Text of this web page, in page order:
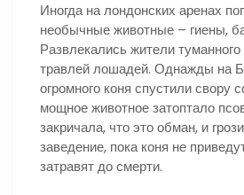
Иногда на лондонских аренах
необычные животные – гиены,
Развлекались жители
травлей лошадей. Однажды на
огромного коня спустили свору
мощное животное затоптало
закричала, что это обман, и
заведение, пока коня не
затравят до смерти.